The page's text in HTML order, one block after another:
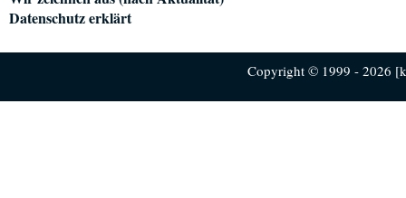
Datenschutz erklärt
Copyright © 1999 - 2026